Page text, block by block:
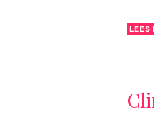
LEES